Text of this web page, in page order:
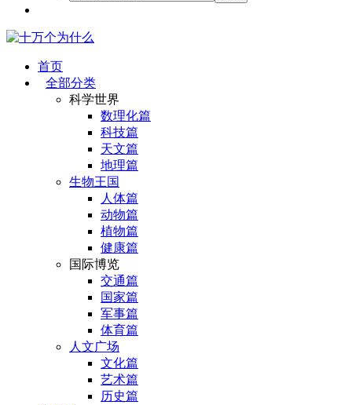
首页
全部分类
科学世界
数理化篇
科技篇
天文篇
地理篇
生物王国
人体篇
动物篇
植物篇
健康篇
国际博览
交通篇
国家篇
军事篇
体育篇
人文广场
文化篇
艺术篇
历史篇